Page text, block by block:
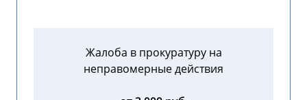
Жалоба в прокуратуру на
неправомерные действия